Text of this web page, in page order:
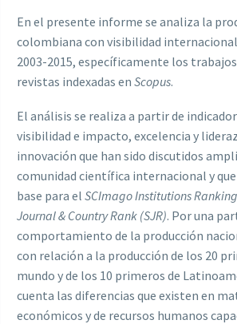
En el presente informe se analiza la
colombiana con visibilidad
2003-2015, específicamente los
revistas indexadas en Scopus.
El análisis se realiza a partir de
visibilidad e impacto, excelencia y
innovación que han sido discutidos
comunidad científica internacional y
base para el SCImago Institutions
Journal & Country Rank (SJR). Por una
comportamiento de la producción
con relación a la producción de los 20
mundo y de los 10 primeros de
cuenta las diferencias que existen en
económicos y de recursos humanos